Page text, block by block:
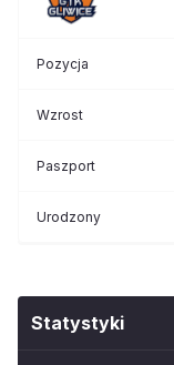
Pozycja
Wzrost
Paszport
Urodzony
Statystyki